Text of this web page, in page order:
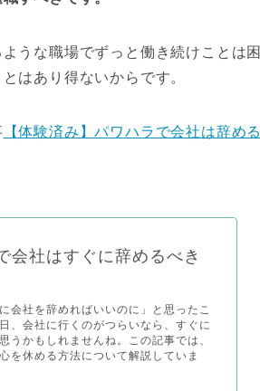
うな職場でずっと働き続けことは困
はあり得ないからです。
【体験済み】パワハラで会社は辞める
会社はすぐに辞めるべき
会社を辞めればいいのに」と思ったこ
、会社に行くのがつらいなら、すぐに
うかもしれませんね。この記事では、
を休める方法について解説していま